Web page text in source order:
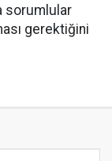
sorumlular
gerektiğini